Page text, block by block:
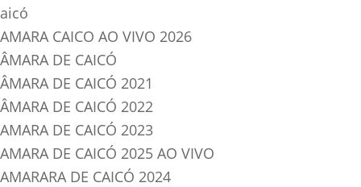
CAICO AO VIVO 2026
DE CAICÓ
DE CAICÓ 2021
DE CAICÓ 2022
DE CAICÓ 2023
DE CAICÓ 2025 AO VIVO
DE CAICÓ 2024